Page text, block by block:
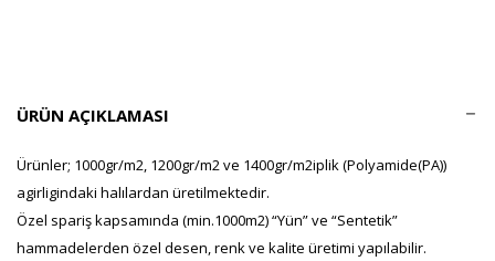
ÜRÜN AÇIKLAMASI
Ürünler; 1000gr/m2, 1200gr/m2 ve 1400gr/m2iplik (Polyamide(PA))
agirligindaki halılardan üretilmektedir.
Özel spariş kapsamında (min.1000m2) “Yün” ve “Sentetik”
hammadelerden özel desen, renk ve kalite üretimi yapılabilir.